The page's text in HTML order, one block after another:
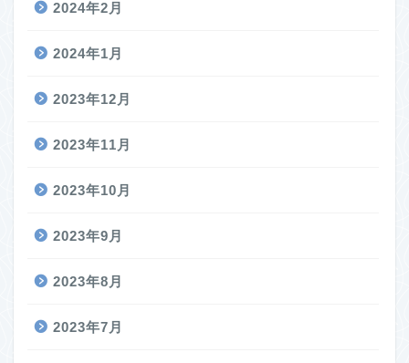
2024年2月
2024年1月
2023年12月
2023年11月
2023年10月
2023年9月
2023年8月
2023年7月